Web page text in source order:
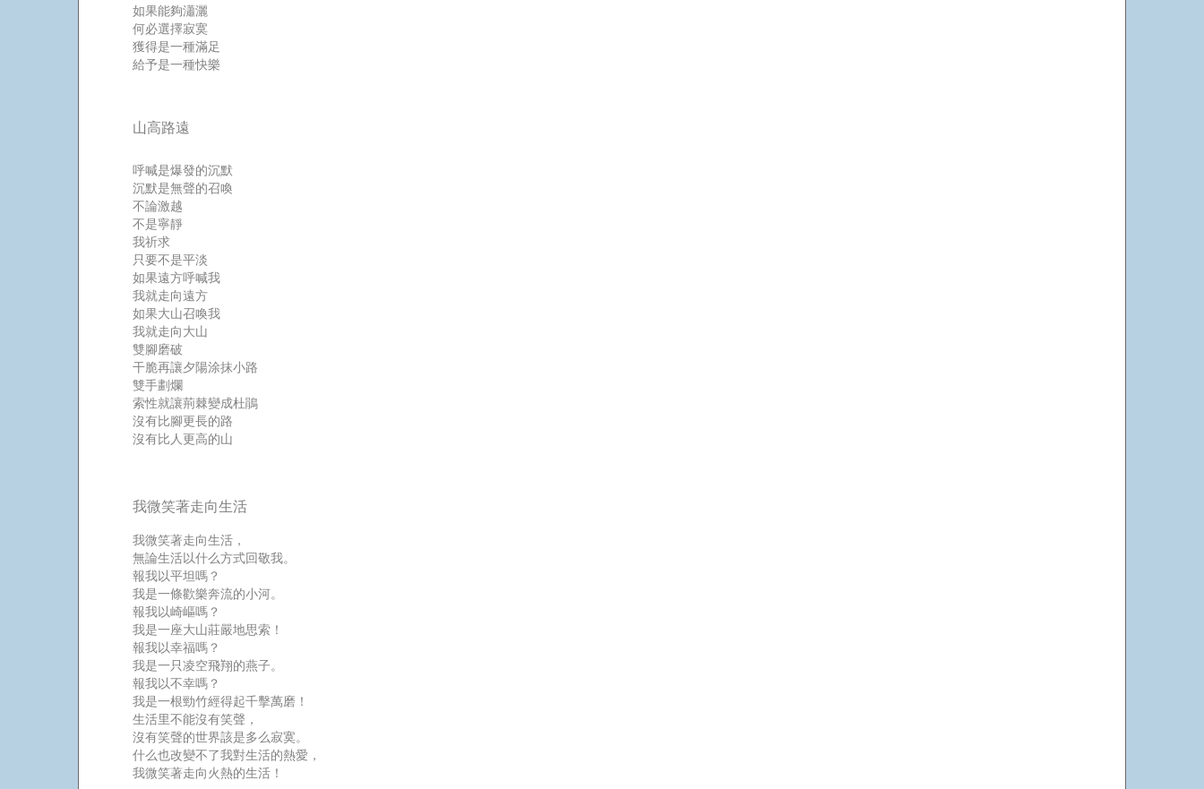
如果能夠瀟灑
何必選擇寂寞
獲得是一種滿足
給予是一種快樂
山高路遠
呼喊是爆發的沉默
沉默是無聲的召喚
不論激越
不是寧靜
我祈求
只要不是平淡
如果遠方呼喊我
我就走向遠方
如果大山召喚我
我就走向大山
雙腳磨破
干脆再讓夕陽涂抹小路
雙手劃爛
索性就讓荊棘變成杜鵑
沒有比腳更長的路
沒有比人更高的山
我微笑著走向生活
我微笑著走向生活，
無論生活以什么方式回敬我。
報我以平坦嗎？
我是一條歡樂奔流的小河。
報我以崎嶇嗎？
我是一座大山莊嚴地思索！
報我以幸福嗎？
我是一只凌空飛翔的燕子。
報我以不幸嗎？
我是一根勁竹經得起千擊萬磨！
生活里不能沒有笑聲，
沒有笑聲的世界該是多么寂寞。
什么也改變不了我對生活的熱愛，
我微笑著走向火熱的生活！